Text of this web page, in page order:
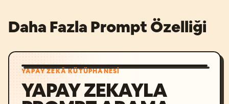
Daha Fazla Prompt Özelliği
YAPAY ZEKÂ KÜTÜPHANESI
YAPAY ZEKAYLA